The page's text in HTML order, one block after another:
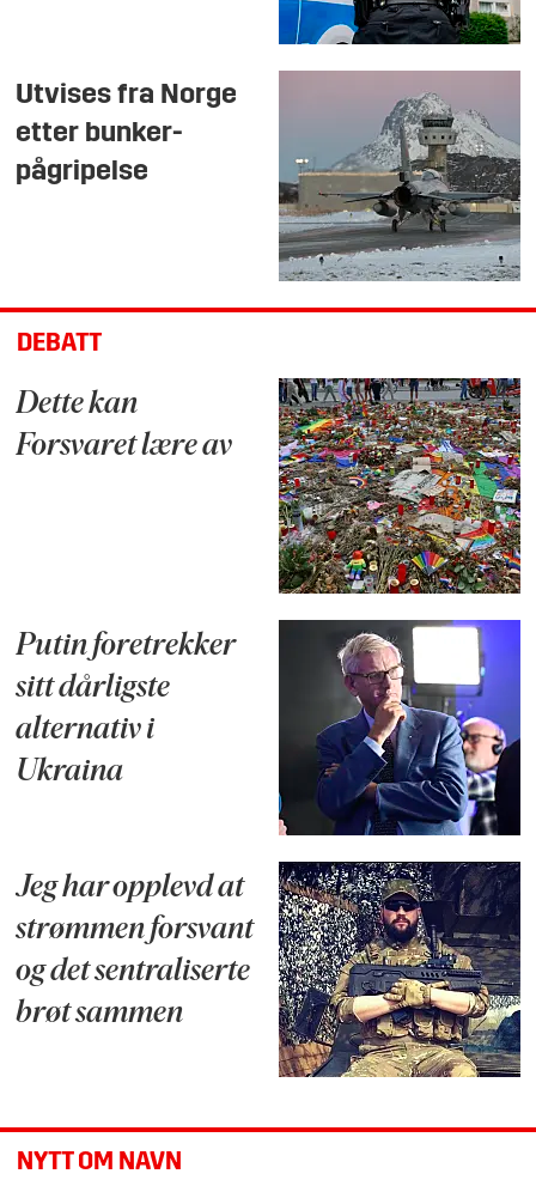
Utvises fra Norge
etter bunker-
pågripelse
DEBATT
Dette kan
Forsvaret lære av
Putin foretrekker
sitt dårligste
alternativ i
Ukraina
Jeg har opplevd at
strømmen forsvant
og det sentraliserte
brøt sammen
NYTT OM NAVN